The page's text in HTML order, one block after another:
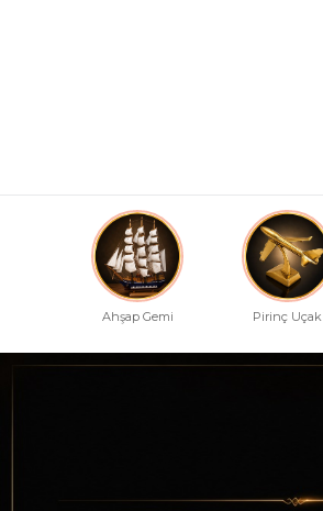
Ahşap Gemi Pirinç Uçak